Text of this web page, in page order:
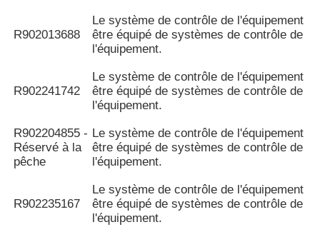
R902013688
Le système de contrôle de l'équipement
être équipé de systèmes de contrôle de
l'équipement.
R902241742
Le système de contrôle de l'équipement
être équipé de systèmes de contrôle de
l'équipement.
R902204855 -
Réservé à la
pêche
Le système de contrôle de l'équipement
être équipé de systèmes de contrôle de
l'équipement.
R902235167
Le système de contrôle de l'équipement
être équipé de systèmes de contrôle de
l'équipement.